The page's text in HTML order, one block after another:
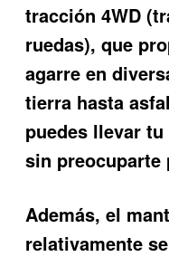
tracción 4WD
ruedas), que
agarre en
tierra hasta
puedes llevar
sin preocuparte
Además, el
relativamente